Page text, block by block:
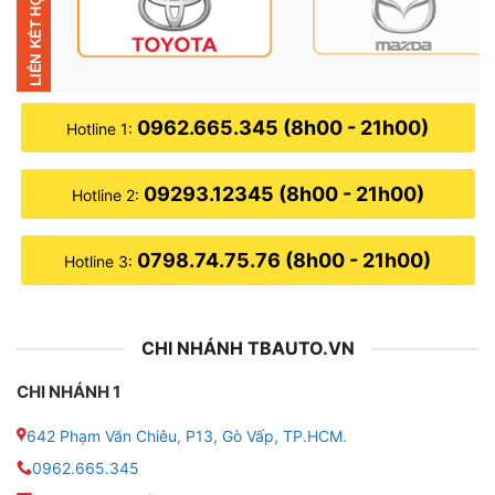
nhiều lợi ích cho xế yêu, nên hầu như ai cũng ưu tiên
dán.
Dán phim cách nhiệt cho xe VinFast
Hotline 1: 0962.665.345 (8h00 - 21h00)
Hotline 2: 09293.12345 (8h00 - 21h00)
Hotline 3: 0798.74.75.76 (8h00 - 21h00)
CHI NHÁNH TBAUTO.VN
CHI NHÁNH 1
642 Phạm Văn Chiêu, P13, Gò Vấp, TP.HCM.
0962.665.345